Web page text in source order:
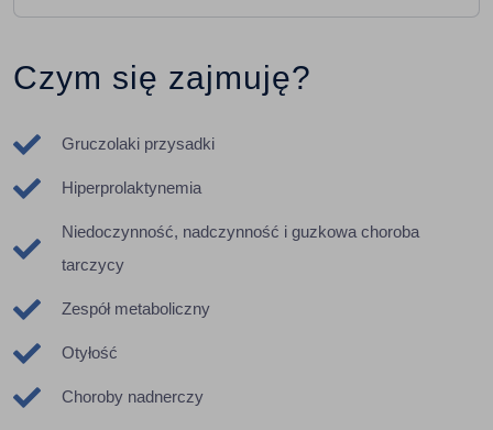
Czym się zajmuję?
Gruczolaki przysadki
Hiperprolaktynemia
Niedoczynność, nadczynność i guzkowa choroba
tarczycy
Zespół metaboliczny
Otyłość
Choroby nadnerczy